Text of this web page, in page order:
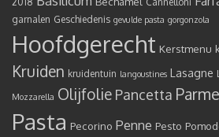
garnalen Geschiedenis gevulde pasta gorgonzola
Hoofdgerecht Kerstmenu
Kruiden kruidentuin langoustines Lasagne
Mozzarella Olijfolie Pancetta
Pasta Pecorino Penne Pesto